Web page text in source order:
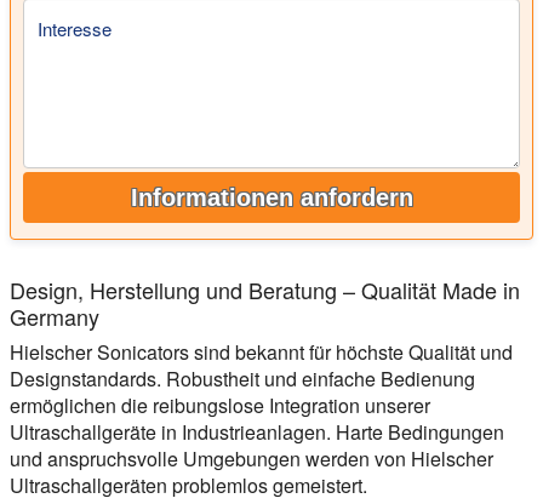
Interesse
Informationen anfordern
Design, Herstellung und Beratung – Qualität Made in
Germany
Hielscher Sonicators sind bekannt für höchste Qualität und
Designstandards. Robustheit und einfache Bedienung
ermöglichen die reibungslose Integration unserer
Ultraschallgeräte in Industrieanlagen. Harte Bedingungen
und anspruchsvolle Umgebungen werden von Hielscher
Ultraschallgeräten problemlos gemeistert.